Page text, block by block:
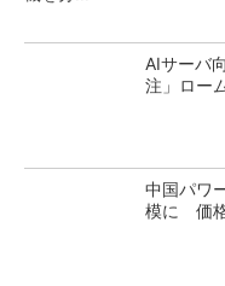
AIサーバ
注」ロー
中国パワ
模に 価